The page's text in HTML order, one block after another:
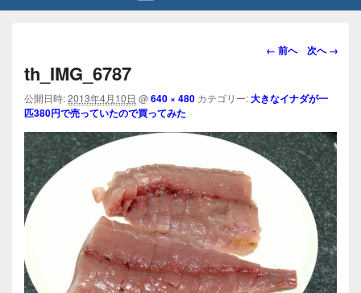
画
ビ
ー
シ
ョ
← 前へ 次へ →
th_IMG_6787
公開日時:2013年4月10日 @640 × 480 カテゴリー:大きなイナダが一
匹380円で売っていたので買ってみた